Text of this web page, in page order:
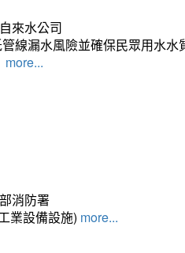
來水公司
線漏水風險並確保民眾用水
more...
消防署
業設備設施) more...